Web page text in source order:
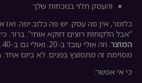
והעסק תלוי בנוכחות שלך
כלומר, אין פה עסק. יש פה כלוב יפה. ואז
“אבל הלקוחות רוצים דווקא אותי”. ברור.
המוצר
.
מסוימת זה מתפוצץ בפנים. לא ביום
כי אי אפשר: